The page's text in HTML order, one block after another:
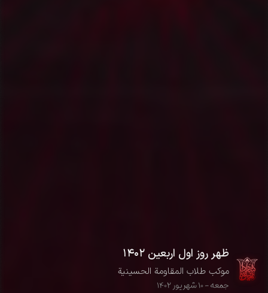
ظهر روز اول اربعین ۱۴۰۲
موکب طلاب المقاومة الحسینیة
جمعه - ۱۰ شهریور ۱۴۰۲